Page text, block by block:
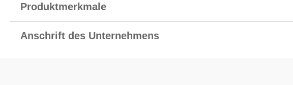
Produktmerkmale
Anschrift des Unternehmens